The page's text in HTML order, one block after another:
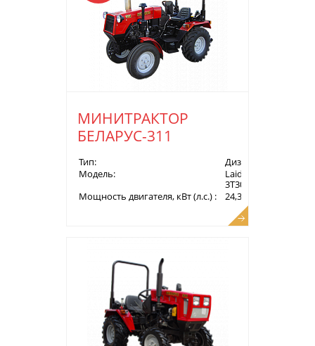
МИНИТРАКТОР
БЕЛАРУС-311
Тип:
Дизель
Модель:
Laidong
3Т30
Мощность двигателя, кВт (л.с.) :
24,3 (33,0)